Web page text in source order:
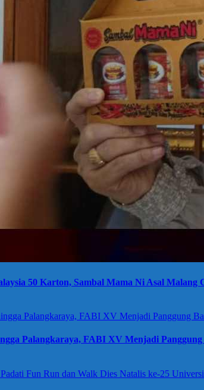
50 Karton, Sambal Mama Ni Asal Malang
Palangkaraya, FABI XV Menjadi